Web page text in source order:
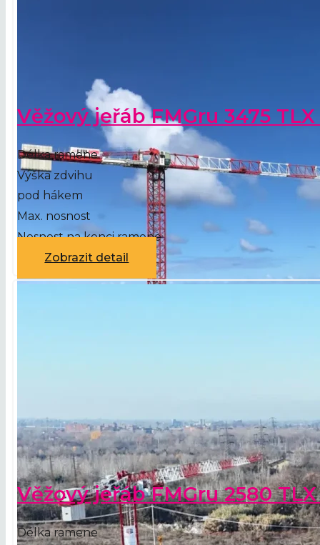
Věžový jeřáb FMGru 3475 TLX
Délka ramene
Výška zdvihu
pod hákem
Max. nosnost
Nosnost na konci ramene
Zobrazit detail
Věžový jeřáb FMGru 2580 TLX
Délka ramene